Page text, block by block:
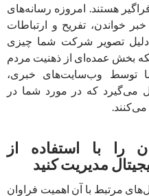
هستند. امروزه رسانه‌های
خبر خواندن، تفریح و ارتباطات
دلیل تصویر شرکت شما چیزی
بخش عمده‌ای از ذهنیت مردم
توسط وب‌سایت‌های خبری،
می‌گیرد که در مورد شما در
را با استفاده از
مدیریت کنید
مرتبط با آن اهمیت فراوان